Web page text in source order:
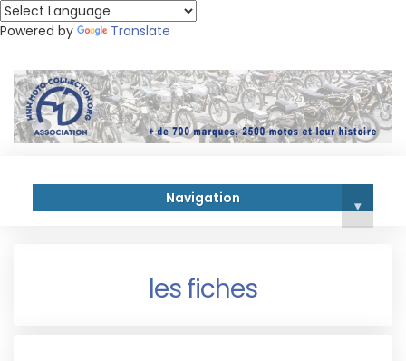
Powered by Translate
Navigation ▾
les fiches